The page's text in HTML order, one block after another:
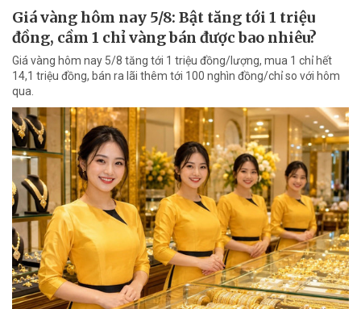
Giá vàng hôm nay 5/8: Bật tăng tới 1 triệu
đồng, cầm 1 chỉ vàng bán được bao nhiêu?
Giá vàng hôm nay 5/8 tăng tới 1 triệu đồng/lượng, mua 1 chỉ hết
14,1 triệu đồng, bán ra lãi thêm tới 100 nghìn đồng/chỉ so với hôm
qua.